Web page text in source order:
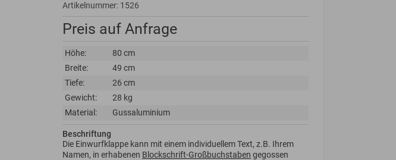
Artikelnummer: 1526
Preis auf Anfrage
Höhe:
80 cm
Breite:
49 cm
Tiefe:
26 cm
Gewicht:
28 kg
Material:
Gussaluminium
Beschriftung
Die Einwurfklappe kann mit einem individuellem Text, z.B. Ihrem
Namen, in erhabenen Blockschrift-Großbuchstaben gegossen